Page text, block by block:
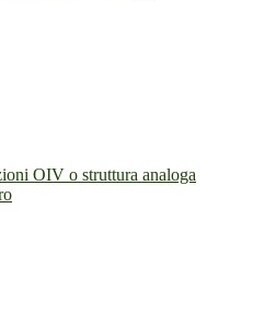
OIV o struttura analoga